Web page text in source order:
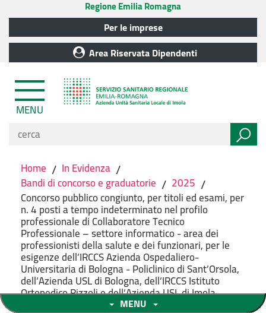
Regione Emilia Romagna
Per le imprese
Area Riservata Dipendenti
MENU
Home / In Evidenza /
Bandi di concorso e graduatorie / 2025 /
Concorso pubblico congiunto, per titoli ed esami, per
n. 4 posti a tempo indeterminato nel profilo
professionale di Collaboratore Tecnico
Professionale – settore informatico - area dei
professionisti della salute e dei funzionari, per le
esigenze dell’IRCCS Azienda Ospedaliero-
Universitaria di Bologna - Policlinico di Sant’Orsola,
dell’Azienda USL di Bologna, dell’IRCCS Istituto
Ortopedico Rizzoli e dell’Azienda USL di Imola
MENU